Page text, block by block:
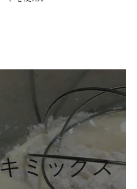
ミックス